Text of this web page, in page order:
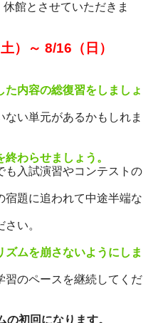
館とさせていただきま
～ 8/16（日）
た内容の総復習をしましょ
い単元があるかもしれま
わらせましょう。
入試演習やコンテストの
題に追われて中途半端な
い。
ズムを崩さないようにしま
のペースを継続してくだ
の初回になります。